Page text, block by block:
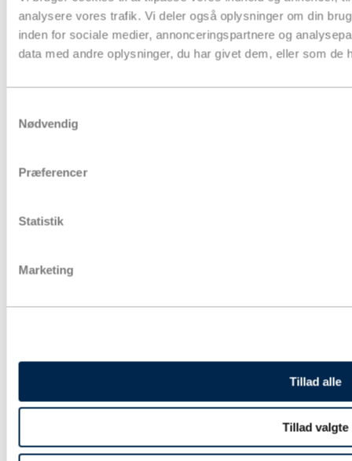
analysere vores trafik. Vi deler også oplysninger om din
inden for sociale medier, annonceringspartnere og
data med andre oplysninger, du har givet dem, eller som de
Nødvendig
Præferencer
Statistik
Marketing
Tillad alle
Tillad valgte